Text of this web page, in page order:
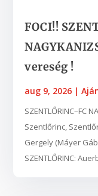
FOCI!!
vereség !
aug 9, 2026 |
SZENTLŐRINC–FC
Szentlőrinc,
Gergely (Máyer
SZENTLŐRINC: